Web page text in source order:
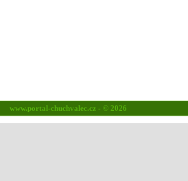
www.portal-chuchvalec.cz - © 2026